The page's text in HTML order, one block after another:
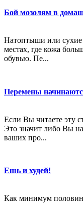
Бой мозолям в
Натоптыши или сухие
местах, где кожа
обувью. Пе...
Перемены
Если Вы читаете эту
Это значит либо Вы
ваших про...
Ешь и худей!
Как минимум